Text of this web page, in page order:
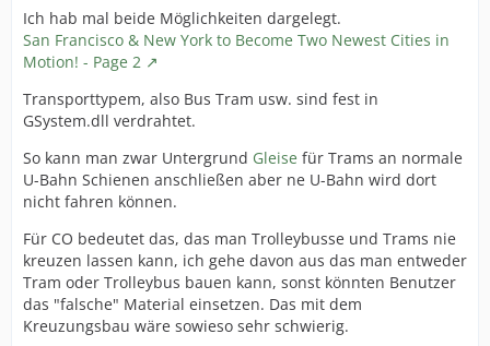
Ich hab mal beide Möglichkeiten dargelegt.
San Francisco & New York to Become Two Newest Cities in
Motion! - Page 2
Transporttypem, also Bus Tram usw. sind fest in
GSystem.dll verdrahtet.
So kann man zwar Untergrund Gleise für Trams an normale
U-Bahn Schienen anschließen aber ne U-Bahn wird dort
nicht fahren können.
Für CO bedeutet das, das man Trolleybusse und Trams nie
kreuzen lassen kann, ich gehe davon aus das man entweder
Tram oder Trolleybus bauen kann, sonst könnten Benutzer
das "falsche" Material einsetzen. Das mit dem
Kreuzungsbau wäre sowieso sehr schwierig.